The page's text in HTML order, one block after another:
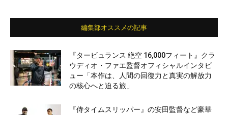
編集部オススメの記事
『タービュランス 絶空 16,000フィート』クラ
ウディオ・ファエ監督オフィシャルインタビ
ュー「本作は、人間の回復力と真実の解放力
の核心へと迫る旅」
『侍タイムスリッパー』の安田監督など豪華